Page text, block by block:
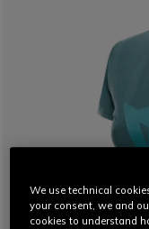
We use technical
your consent, we and
cookies to understand